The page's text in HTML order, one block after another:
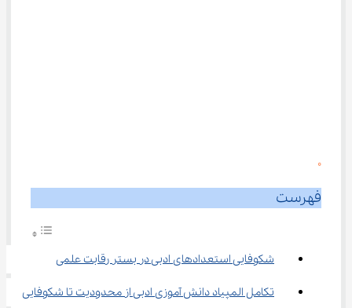
0
فهرست
شکوفایی استعدادهای ادبی در بستر رقابت علمی
تکامل المپیاد دانش آموزی ادبی از محدودیت تا شکوفایی